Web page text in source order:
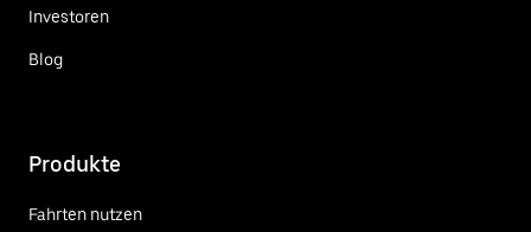
Investoren
Blog
Produkte
Fahrten nutzen